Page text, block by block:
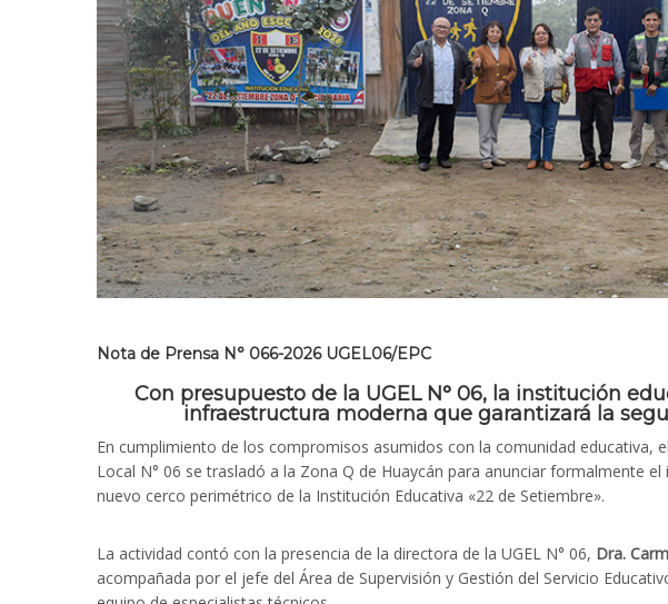
Nota de Prensa N° 066-2026 UGEL06/EPC
Con presupuesto de la UGEL N° 06, la institución
infraestructura moderna que garantizará la
En cumplimiento de los compromisos asumidos con la comunidad educativa,
Local N° 06 se trasladó a la Zona Q de Huaycán para anunciar formalmente
nuevo cerco perimétrico de la Institución Educativa «22 de Setiembre».
La actividad contó con la presencia de la directora de la UGEL N° 06, Dra.
acompañada por el jefe del Área de Supervisión y Gestión del Servicio